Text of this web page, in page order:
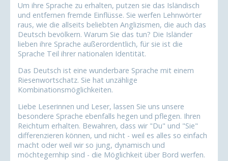
Um ihre Sprache zu erhalten, putzen sie das Isländisch
und entfernen fremde Einflüsse. Sie werfen Lehnwörter
raus, wie die allseits beliebten Anglizismen, die auch das
Deutsch bevölkern. Warum Sie das tun? Die Isländer
lieben ihre Sprache außerordentlich, für sie ist die
Sprache Teil ihrer nationalen Identität.
Das Deutsch ist eine wunderbare Sprache mit einem
Riesenwortschatz. Sie hat unzählige
Kombinationsmöglichkeiten.
Liebe Leserinnen und Leser, lassen Sie uns unsere
besondere Sprache ebenfalls hegen und pflegen. Ihren
Reichtum erhalten. Bewahren, dass wir "Du" und "Sie"
differenzieren können, und nicht - weil es alles so einfach
macht oder weil wir so jung, dynamisch und
möchtegernhip sind - die Möglichkeit über Bord werfen.